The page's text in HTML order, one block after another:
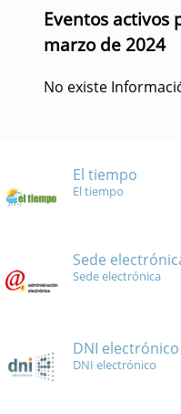
Eventos activos
marzo de 2024
No existe
El tiempo
El tiempo
Sede
Sede electrónica
DNI electrónico
DNI electrónico